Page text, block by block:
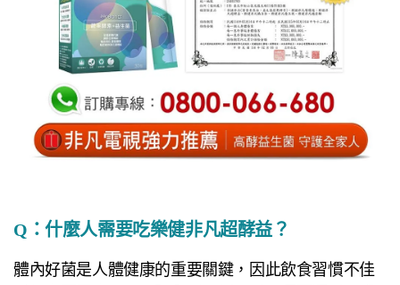
Q：什麼人需要吃樂健非凡超酵益？
體內好菌是人體健康的重要關鍵，因此飲食習慣不佳